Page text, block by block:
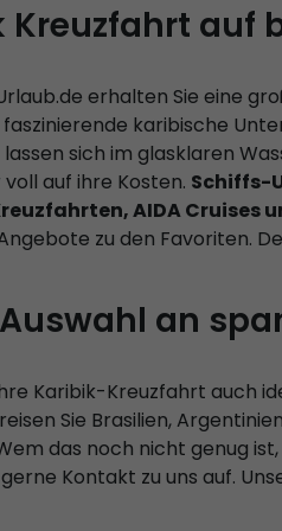
Kreuzfahrt auf
erhalten Sie eine
faszinierende karibische
sich im glasklaren
auf ihre Kosten. Schiffs-
AIDA Cruises
zu den Favoriten.
an
Karibik-Kreuzfahrt auch
Sie Brasilien,
das noch nicht genug
gerne Kontakt zu uns auf.